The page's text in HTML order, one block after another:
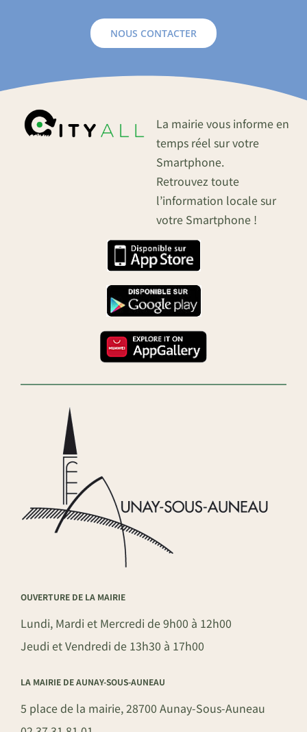
NOUS CONTACTER
La mairie vous informe en
temps réel sur votre
Smartphone.
Retrouvez toute
l’information locale sur
votre Smartphone !
OUVERTURE DE LA MAIRIE
Lundi, Mardi et Mercredi de 9h00 à 12h00
Jeudi et Vendredi de 13h30 à 17h00
LA MAIRIE DE AUNAY-SOUS-AUNEAU
5 place de la mairie, 28700 Aunay-Sous-Auneau